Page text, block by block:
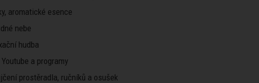
aromatické esence
nebe
hudba
a programy
prostěradla, ručníků a osušek